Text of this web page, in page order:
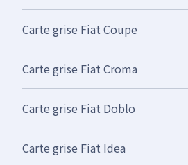
Carte grise Fiat Coupe
Carte grise Fiat Croma
Carte grise Fiat Doblo
Carte grise Fiat Idea